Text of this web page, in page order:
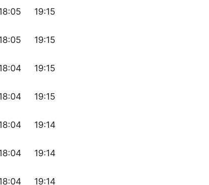
19:15
19:15
19:15
19:15
19:14
19:14
19:14